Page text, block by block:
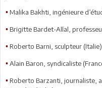
• Malika Bakhti, ingénieure
• Brigitte Bardet-Allal,
• Roberto Barni, sculpteur (Italie)
• Alain Baron, syndicaliste
• Roberto Barzanti, journaliste,